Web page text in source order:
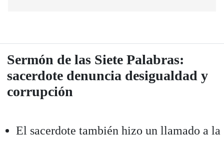
Sermón de las Siete Palabras:
sacerdote denuncia desigualdad y
corrupción
El sacerdote también hizo un llamado a la